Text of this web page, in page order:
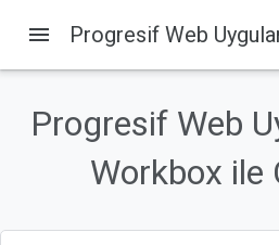
Bu sayfada
1. Hoş geldiniz
Neler öğreneceksiniz?
menu
Progresif Web
Workbox ile